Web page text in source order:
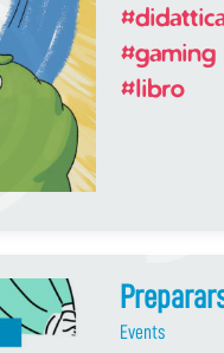
#gaming
#libro
Events